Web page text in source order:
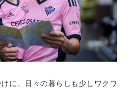
に、日々の暮らしも少しワクワ